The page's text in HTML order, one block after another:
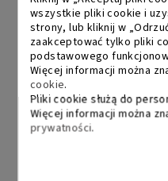
Regały do
Regały
wszystkie pliki cookie i
strony, lub kliknij w
zaakceptować tylko pliki
podstawowego
Więcej informacji można
cookie.
Pliki cookie służą do
Więcej informacji można
prywatności.